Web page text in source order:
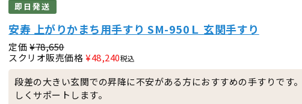
即日発送
安寿 上がりかまち用手すり SM-950Ｌ 玄関手すり
定価 ¥78,650
スクリオ販売価格 ¥48,240税込
段差の大きい玄関での昇降に不安がある方におすすめの手すりです
しくサポートします。